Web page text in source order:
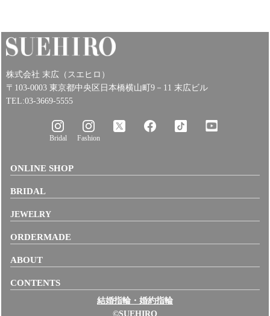
株式会社 末広（スエヒロ）
〒103-0003 東京都中央区日本橋横山町9－11 末広ビル
TEL:03-3669-5555
Bridal Fashion
ONLINE SHOP
BRIDAL
JEWELRY
ORDERMADE
ABOUT
CONTENTS
結婚指輪・婚約指輪
©SUEHIRO